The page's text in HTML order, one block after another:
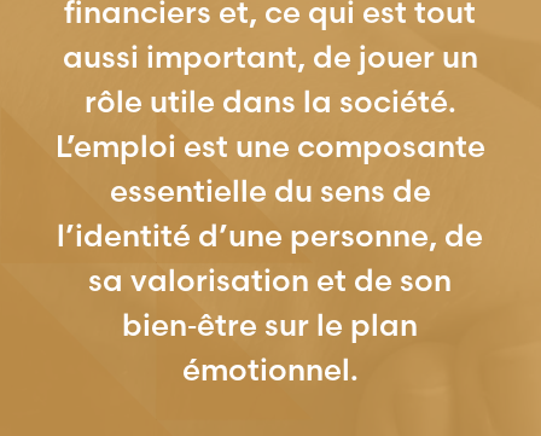
financiers et, ce qui est tout
aussi important, de jouer un
rôle utile dans la société.
L’emploi est une composante
essentielle du sens de
l’identité d’une personne, de
sa valorisation et de son
bien‑être sur le plan
émotionnel.